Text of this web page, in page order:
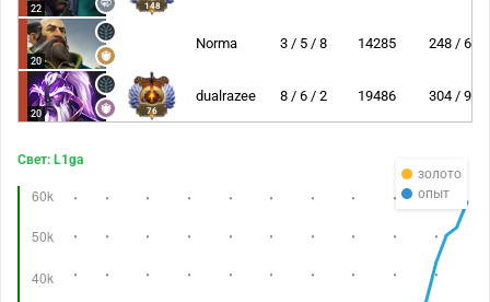
22 148
20
Norma 3 / 5 / 8 14285 248 / 6
20 76
dualrazee 8 / 6 / 2 19486 304 / 9
золото
опыт
Свет: L1ga